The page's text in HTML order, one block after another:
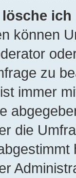
können
zu
immer
die